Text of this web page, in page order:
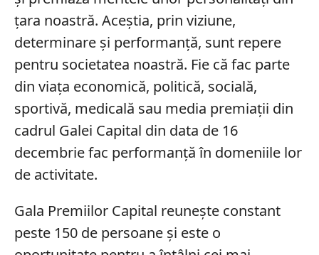
țara noastră. Aceștia, prin viziune,
determinare și performanță, sunt repere
pentru societatea noastră. Fie că fac parte
din viața economică, politică, socială,
sportivă, medicală sau media premiații din
cadrul Galei Capital din data de 16
decembrie fac performanță în domeniile lor
de activitate.
Gala Premiilor Capital reunește constant
peste 150 de persoane și este o